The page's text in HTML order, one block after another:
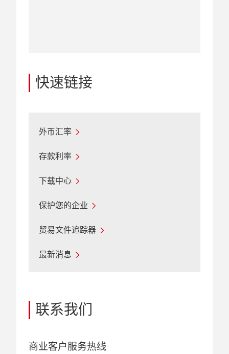
快速链接
外币汇率
存款利率
下载中心
保护您的企业
贸易文件追踪器
最新消息
联系我们
商业客户服务热线